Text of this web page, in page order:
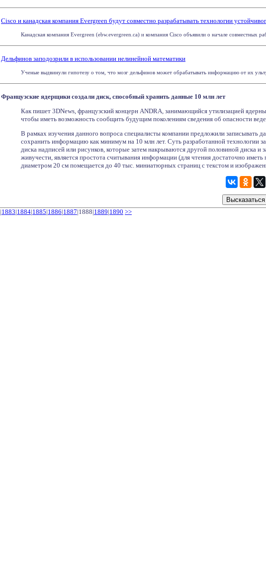
Cisco и канадская компания Evergreen будут совместно разрабатывать технологии
Канадская компания Evergreen (ebw.evergreen.ca) и компания Cisco объявили о начале совместных
Дельфинов заподозрили в использовании нелинейной математики
Ученые выдвинули гипотезу о том, что мозг дельфинов может обрабатывать информацию от их
Французские ядерщики создали диск, способный хранить данные 10 млн лет
Как пишет 3DNews, французский концерн ANDRA, занимающийся утилизацией
чтобы иметь возможность сообщить будущим поколениям сведения об опасности
В рамках изучения данного вопроса специалисты компании предложили
сохранить информацию как минимум на 10 млн лет. Суть разработанной технологии
диска надписей или рисунков, которые затем накрываются другой половиной диска
живучести, является простота считывания информации (для чтения достаточно
диаметром 20 см помещается до 40 тыс. миниатюрных страниц с текстом и
|1883|1884|1885|1886|1887|1888|1889|1890 >>